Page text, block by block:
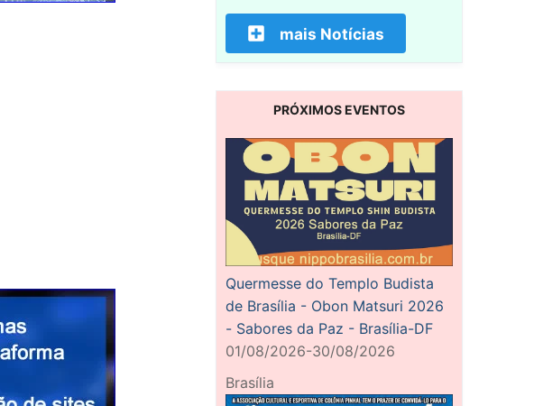
mais Notícias
PRÓXIMOS EVENTOS
Quermesse do Templo Budista
de Brasília - Obon Matsuri 2026
- Sabores da Paz - Brasília-DF
01/08/2026-30/08/2026
Brasília